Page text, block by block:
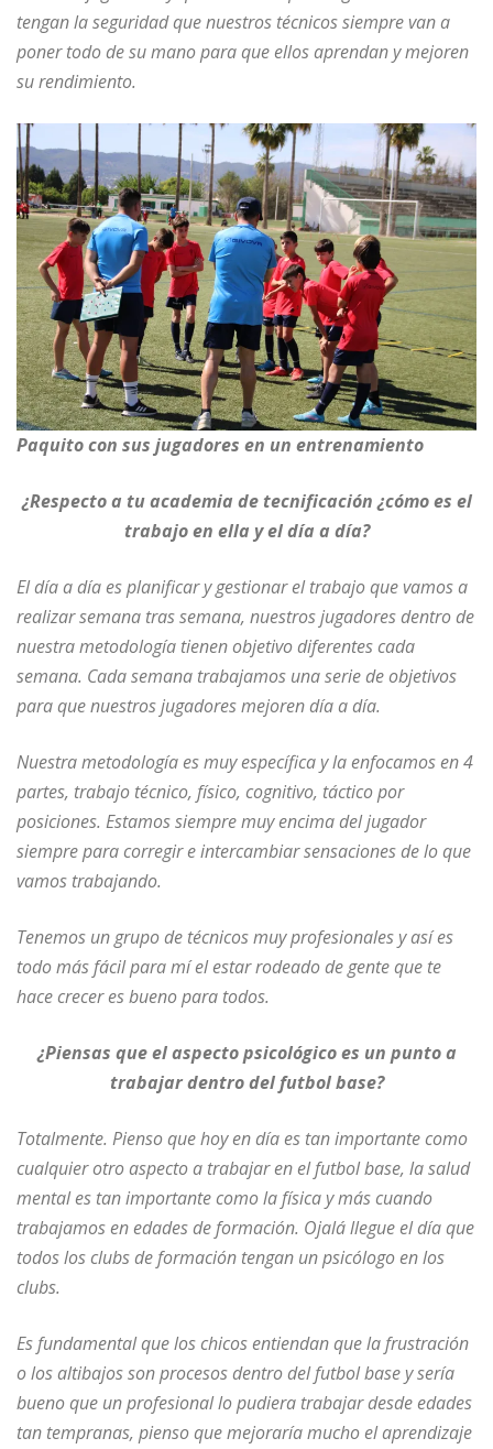
tengan la seguridad que nuestros técnicos siempre van a
poner todo de su mano para que ellos aprendan y mejoren
su rendimiento.
Paquito con sus jugadores en un entrenamiento
¿Respecto a tu academia de tecnificación ¿cómo es el
trabajo en ella y el día a día?
El día a día es planificar y gestionar el trabajo que vamos a
realizar semana tras semana, nuestros jugadores dentro de
nuestra metodología tienen objetivo diferentes cada
semana. Cada semana trabajamos una serie de objetivos
para que nuestros jugadores mejoren día a día.
Nuestra metodología es muy específica y la enfocamos en 4
partes, trabajo técnico, físico, cognitivo, táctico por
posiciones. Estamos siempre muy encima del jugador
siempre para corregir e intercambiar sensaciones de lo que
vamos trabajando.
Tenemos un grupo de técnicos muy profesionales y así es
todo más fácil para mí el estar rodeado de gente que te
hace crecer es bueno para todos.
¿Piensas que el aspecto psicológico es un punto a
trabajar dentro del futbol base?
Totalmente. Pienso que hoy en día es tan importante como
cualquier otro aspecto a trabajar en el futbol base, la salud
mental es tan importante como la física y más cuando
trabajamos en edades de formación. Ojalá llegue el día que
todos los clubs de formación tengan un psicólogo en los
clubs.
Es fundamental que los chicos entiendan que la frustración
o los altibajos son procesos dentro del futbol base y sería
bueno que un profesional lo pudiera trabajar desde edades
tan tempranas, pienso que mejoraría mucho el aprendizaje